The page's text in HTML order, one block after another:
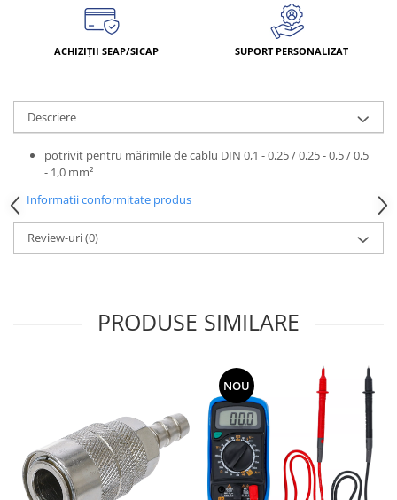
ACHIZIȚII SEAP/SICAP SUPORT PERSONALIZAT
Descriere
potrivit pentru mărimile de cablu DIN 0,1 - 0,25 / 0,25 - 0,5 / 0,5
- 1,0 mm²
Informatii conformitate produs
Review-uri(0)
PRODUSE SIMILARE
NOU